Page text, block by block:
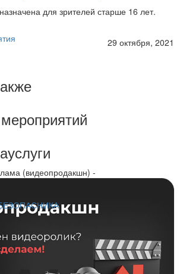
для зрителей старше 16 лет.
29 октября, 2021
(видеопродакшн) -